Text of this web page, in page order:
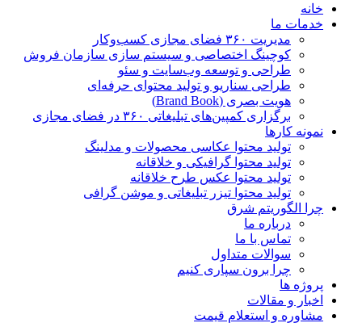
خانه
خدمات ما
مدیریت ۳۶۰ فضای مجازی کسب‌وکار
کوچینگ اختصاصی و سیستم سازی سازمان فروش
طراحی و توسعه وب‌سایت و سئو
طراحی سناریو و تولید محتوای حرفه‌ای
هویت بصری (Brand Book)
برگزاری کمپین‌های تبلیغاتی ۳۶۰ در فضای مجازی
نمونه کارها
تولید محتوا عکاسی محصولات و مدلینگ
تولید محتوا گرافیکی و خلاقانه
تولید محتوا عکس طرح خلاقانه
تولید محتوا تیزر تبلیغاتی و موشن گرافی
چرا الگوریتم شرق
درباره ما
تماس با ما
سوالات متداول
چرا برون سپاری کنیم
پروژه ها
اخبار و مقالات
مشاوره و استعلام قیمت